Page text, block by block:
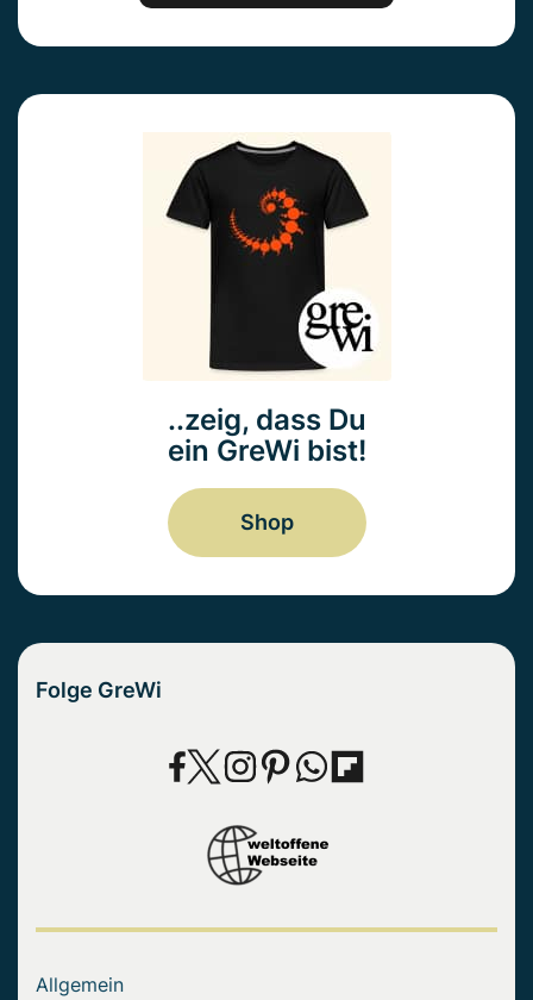
..zeig, dass Du
ein GreWi bist!
Shop
Folge GreWi
Allgemein